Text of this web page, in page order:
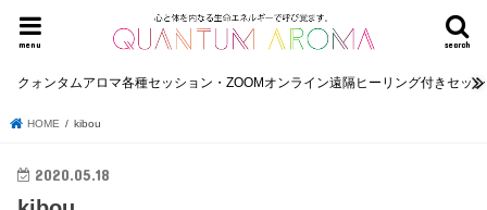
search
menu
クォンタムアロマ各種セッション・ZOOMオンライン遠隔ヒーリング付きセッ
HOME kibou
2020.05.18